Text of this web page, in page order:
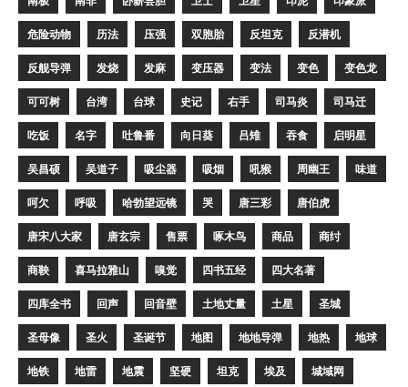
危险动物 历法 压强 双胞胎 反坦克 反潜机
反舰导弹 发烧 发麻 变压器 变法 变色 变色龙
可可树 台湾 台球 史记 右手 司马炎 司马迁
吃饭 名字 吐鲁番 向日葵 吕雉 吞食 启明星
吴昌硕 吴道子 吸尘器 吸烟 吼猴 周幽王 味道
呵欠 呼吸 哈勃望远镜 哭 唐三彩 唐伯虎
唐宋八大家 唐玄宗 售票 啄木鸟 商品 商纣
商鞅 喜马拉雅山 嗅觉 四书五经 四大名著
四库全书 回声 回音壁 土地丈量 土星 圣城
圣母像 圣火 圣诞节 地图 地地导弹 地热 地球
地铁 地雷 地震 坚硬 坦克 埃及 城域网